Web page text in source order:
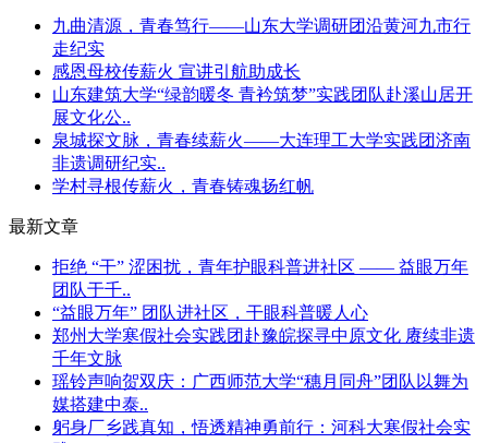
九曲清源，青春笃行——山东大学调研团沿黄河九市行
走纪实
感恩母校传薪火 宣讲引航助成长
山东建筑大学“绿韵暖冬 青衿筑梦”实践团队赴溪山居开
展文化公..
泉城探文脉，青春续薪火——大连理工大学实践团济南
非遗调研纪实..
学村寻根传薪火，青春铸魂扬红帆
最新文章
拒绝 “干” 涩困扰，青年护眼科普进社区 —— 益眼万年
团队于千..
“益眼万年” 团队进社区，干眼科普暖人心
郑州大学寒假社会实践团赴豫皖探寻中原文化 赓续非遗
千年文脉
瑶铃声响贺双庆：广西师范大学“穗月同舟”团队以舞为
媒搭建中泰..
躬身厂乡践真知，悟透精神勇前行：河科大寒假社会实